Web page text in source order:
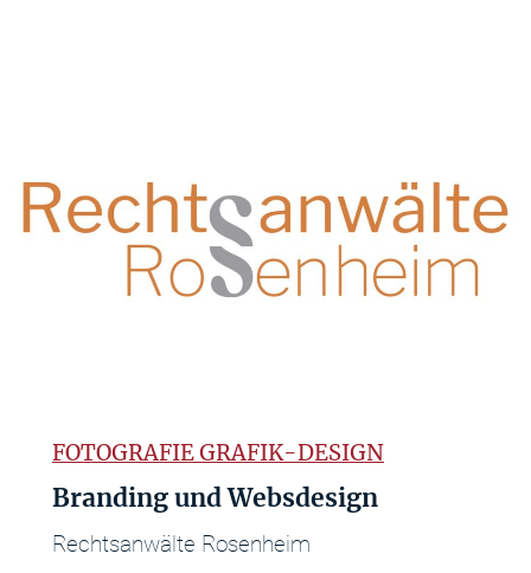
FOTOGRAFIE GRAFIK-DESIGN
Branding und Websdesign
Rechtsanwälte Rosenheim